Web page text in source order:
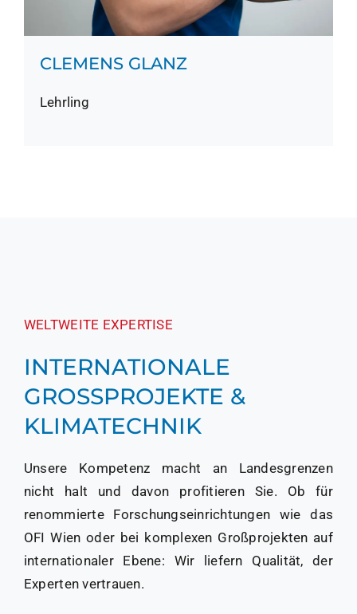
CLEMENS GLANZ
Lehrling
WELTWEITE EXPERTISE
INTERNATIONALE
GROSSPROJEKTE & K
LIMATECHNIK
Unsere Kompetenz macht an Landesgrenzen
nicht halt und davon profitieren Sie. Ob für
renommierte Forschungseinrichtungen wie das
OFI Wien oder bei komplexen Großprojekten auf
internationaler Ebene: Wir liefern Qualität, der
Experten vertrauen.